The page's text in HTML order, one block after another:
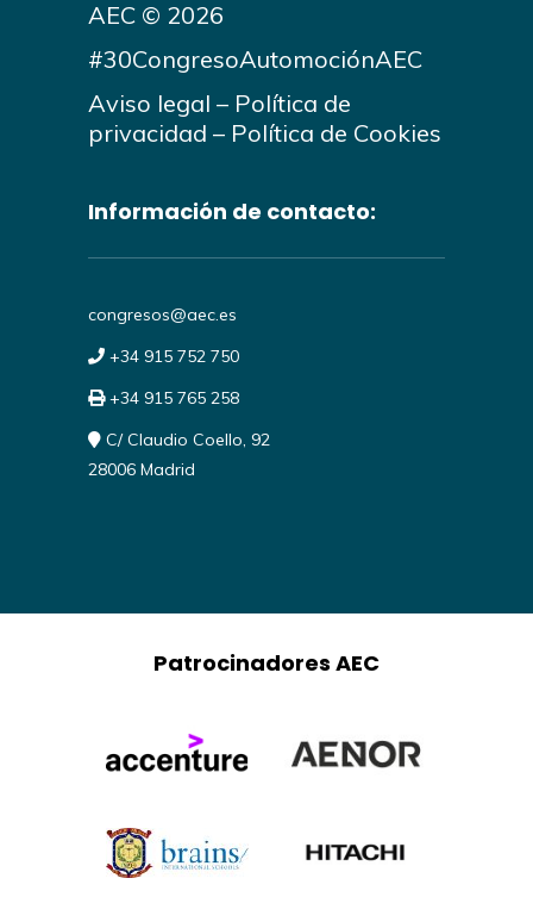
AEC © 2026
#30CongresoAutomociónAEC
Aviso legal – Política de
privacidad – Política de Cookies
Información de contacto:
congresos@aec.es
+34 915 752 750
+34 915 765 258
C/ Claudio Coello, 92
28006 Madrid
Patrocinadores AEC